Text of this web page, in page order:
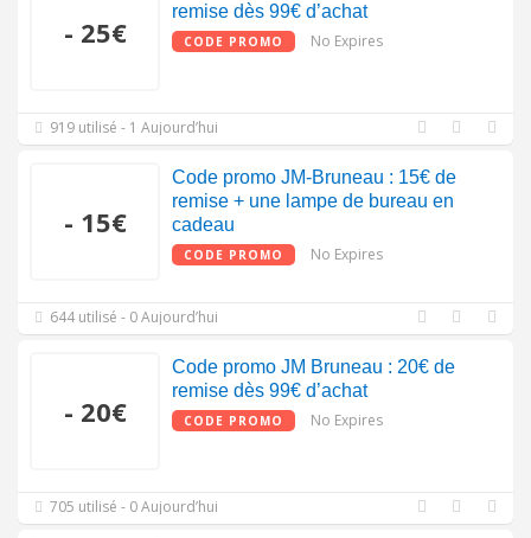
- 25€
remise dès 99€ d’achat
CODE PROMO No Expires
919 utilisé - 1 Aujourd’hui
- 15€
Code promo JM-Bruneau : 15€ de
remise + une lampe de bureau en
cadeau
CODE PROMO No Expires
644 utilisé - 0 Aujourd’hui
- 20€
Code promo JM Bruneau : 20€ de
remise dès 99€ d’achat
CODE PROMO No Expires
705 utilisé - 0 Aujourd’hui